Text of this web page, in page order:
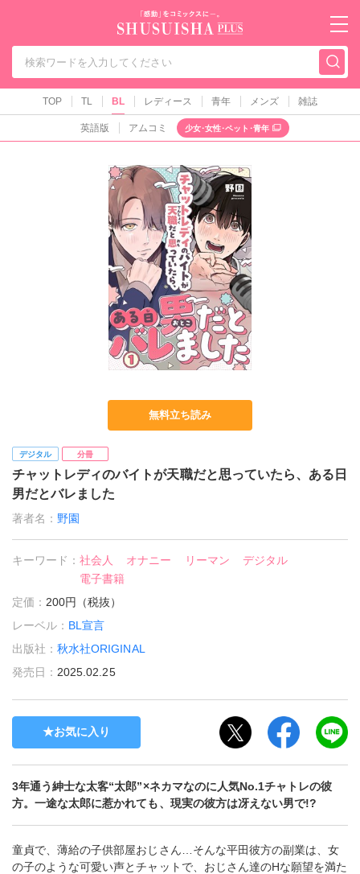
秋水社PLUS（テ
TOP TL BL レディース 青年 メンズ 雑誌
英語版 アムコミ 少女･女性･ペット･青年
無料立ち読み
デジタル 分冊
チャットレディのバイトが天職だと思っていたら、ある日
男だとバレました
著者名： 野園
キーワード：社会人 オナニー リーマン
デジタル
電子書籍
定価： 200円（税抜）
レーベル： BL宣言
出版社：秋水社ORIGINAL
発売日： 2025.02.25
お気に入り
3年通う紳士な太客“太郎”×ネカマなのに人気No.1チャトレの彼
方。一途な太郎に惹かれても、現実の彼方は冴えない男で!?
童貞で、薄給の子供部屋おじさん…そんな平田彼方の副業は、女
の子のような可愛い声とチャットで、おじさん達のHな願望を満た